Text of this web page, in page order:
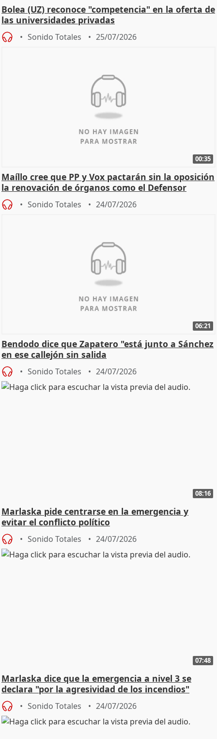
Bolea (UZ) reconoce "competencia" en la oferta de
las universidades privadas
Sonido Totales 25/07/2026
00:35
Maíllo cree que PP y Vox pactarán sin la oposición
la renovación de órganos como el Defensor
Sonido Totales 24/07/2026
06:21
Bendodo dice que Zapatero "está junto a Sánchez
en ese callejón sin salida
Sonido Totales 24/07/2026
08:16
Marlaska pide centrarse en la emergencia y
evitar el conflicto político
Sonido Totales 24/07/2026
07:48
Marlaska dice que la emergencia a nivel 3 se
declara "por la agresividad de los incendios"
Sonido Totales 24/07/2026